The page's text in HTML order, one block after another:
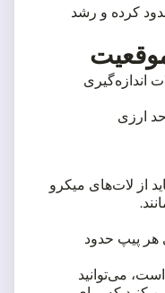
کرده و رشد
اندازه‌گیری
از لات‌های میکرو
هر پیپ حدود
اگر محدودیت ریسک شما $1 است، می‌توانید